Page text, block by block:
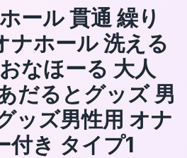
ール 貫通 繰り
ナホール 洗える
なほーる 大人
だるとグッズ 男
ッズ男性用 オナ
付き タイプ1